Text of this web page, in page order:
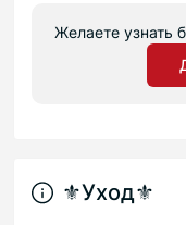
Желаете узнать
⚜︎Уход⚜︎